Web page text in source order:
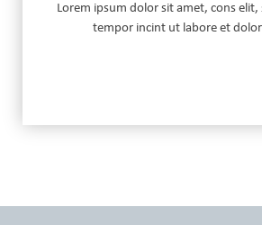
Lorem ipsum dolor sit amet, cons elit,
tempor incint ut labore et